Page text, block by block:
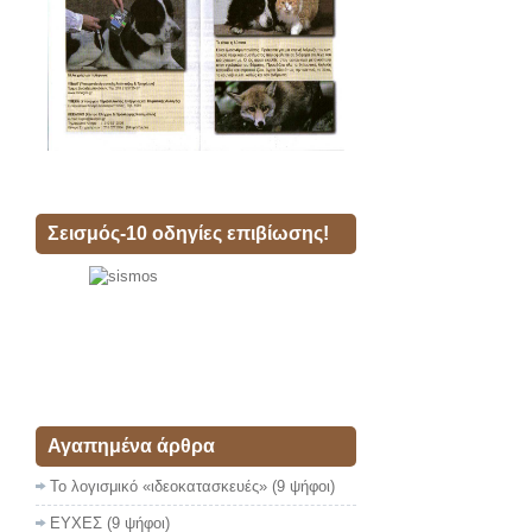
Σεισμός-10 οδηγίες επιβίωσης!
Αγαπημένα άρθρα
Το λογισμικό «ιδεοκατασκευές» (9 ψήφοι)
ΕΥΧΕΣ (9 ψήφοι)